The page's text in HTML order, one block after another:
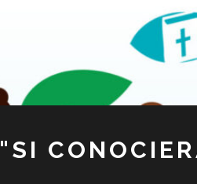
"SI